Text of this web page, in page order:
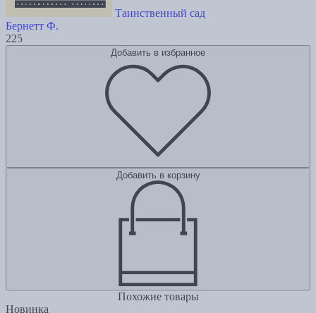
Таинственный сад
Бернетт Ф.
225
Добавить в избранное
Добавить в корзину
Похожие товары
Новинка